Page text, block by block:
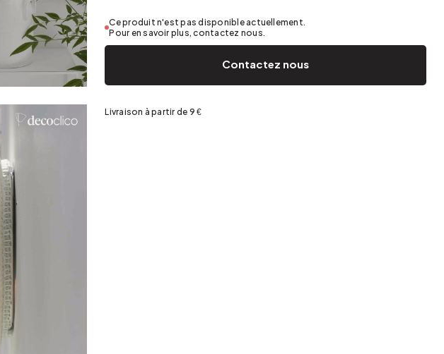
Ce produit n'est pas disponible actuellement.
Pour en savoir plus, contactez nous.
Contactez nous
Livraison à partir de 9 €